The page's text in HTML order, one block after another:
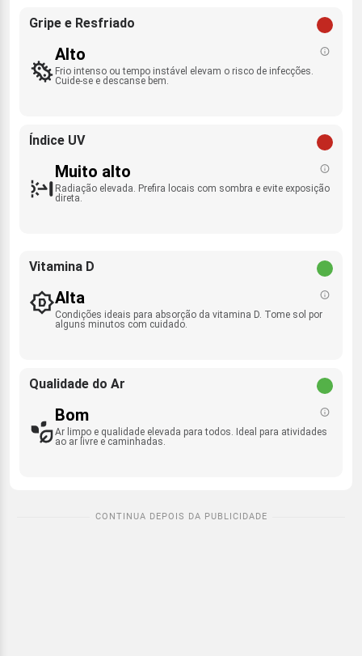
Gripe e Resfriado
Alto
Frio intenso ou tempo instável elevam o risco de infecções.
Cuide-se e descanse bem.
Índice UV
Muito alto
Radiação elevada. Prefira locais com sombra e evite exposição
direta.
Vitamina D
Alta
Condições ideais para absorção da vitamina D. Tome sol por
alguns minutos com cuidado.
Qualidade do Ar
Bom
Ar limpo e qualidade elevada para todos. Ideal para atividades
ao ar livre e caminhadas.